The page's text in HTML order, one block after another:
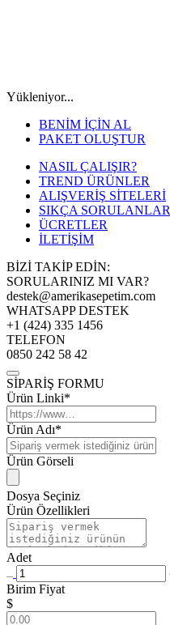
Yükleniyor...
BENİM İÇİN AL
PAKET OLUŞTUR
NASIL ÇALIŞIR?
TREND ÜRÜNLER
ALIŞVERİŞ SİTELERİ
SIKÇA SORULANLAR
ÜCRETLER
İLETİŞİM
BİZİ TAKİP EDİN:
SORULARINIZ MI VAR?
destek@amerikasepetim.com
WHATSAPP DESTEK
+1 (424) 335 1456
TELEFON
0850 242 58 42
SİPARİŞ FORMU
Ürün Linki*
Ürün Adı*
Ürün Görseli
Dosya Seçiniz
Ürün Özellikleri
Adet
Birim Fiyat
$